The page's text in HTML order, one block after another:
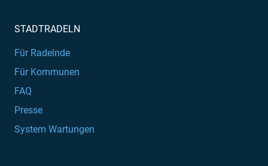
STADTRADELN
Für Radelnde
Für Kommunen
FAQ
Presse
System Wartungen